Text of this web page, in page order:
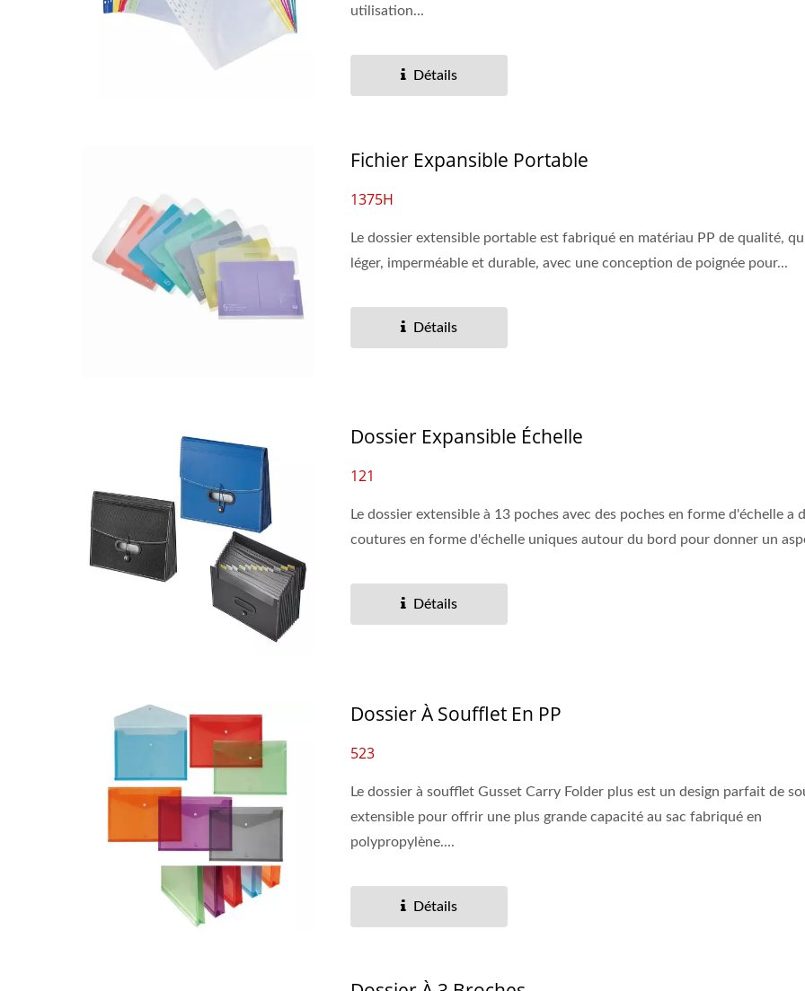
utilisation...
Détails
Fichier Expansible Portable
1375H
Le dossier extensible portable est fabriqué en matériau PP de qualité,
léger, imperméable et durable, avec une conception de poignée pour...
Détails
Dossier Expansible Échelle
121
Le dossier extensible à 13 poches avec des poches en forme d'échelle a
coutures en forme d'échelle uniques autour du bord pour donner un
Détails
Dossier À Soufflet En PP
523
Le dossier à soufflet Gusset Carry Folder plus est un design parfait de
extensible pour offrir une plus grande capacité au sac fabriqué en
polypropylène....
Détails